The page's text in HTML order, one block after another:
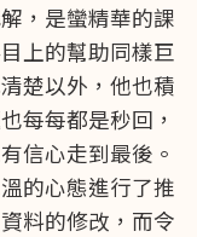
，是蠻精華的課
上的幫助同樣巨
楚以外，他也積
每每都是秒回，
信心走到最後。
的心態進行了推
料的修改，而令